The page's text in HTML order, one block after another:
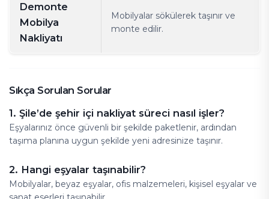
Demonte
Mobilya
Nakliyatı
Mobilyalar sökülerek taşınır ve
monte edilir.
Sıkça Sorulan Sorular
1. Şile’de şehir içi nakliyat süreci nasıl işler?
Eşyalarınız önce güvenli bir şekilde paketlenir, ardından
taşıma planına uygun şekilde yeni adresinize taşınır.
2. Hangi eşyalar taşınabilir?
Mobilyalar, beyaz eşyalar, ofis malzemeleri, kişisel eşyalar ve